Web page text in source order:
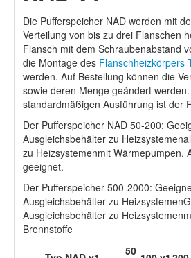
Die Pufferspeicher NAD werden mit
Verteilung von bis zu drei Flanschen
Flansch mit dem Schraubenabstand
die Montage des Flanschheizkörpers
werden. Auf Bestellung können die
sowie deren Menge geändert
standardmäßigen Ausführung ist der
Der Pufferspeicher NAD 50-200:
Ausgleichsbehälter zu
zu Heizsystemenmit Wärmepumpen.
geeignet.
Der Pufferspeicher 500-2000:
Ausgleichsbehälter zu
Ausgleichsbehälter zu
Brennstoffe
50